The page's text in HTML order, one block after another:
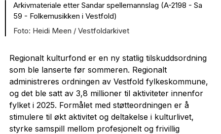
Arkivmateriale etter Sandar spellemannslag (A-2198 - Sa
59 - Folkemusikken i Vestfold)
Heidi Meen / Vestfoldarkivet
Regionalt kulturfond er en ny statlig tilskuddsordning
som ble lanserte før sommeren. Regionalt
administreres ordningen av Vestfold fylkeskommune,
og det ble satt av 3,8 millioner til aktiviteter innenfor
fylket i 2025. Formålet med støtteordningen er å
stimulere til økt aktivitet og deltakelse i kulturlivet,
styrke samspill mellom profesjonelt og frivillig